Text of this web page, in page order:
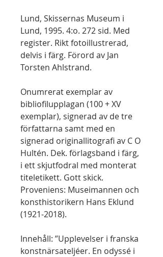
Lund, Skissernas Museum i
Lund, 1995. 4:o. 272 sid. Med
register. Rikt fotoillustrerad,
delvis i färg. Förord av Jan
Torsten Ahlstrand.
Onumrerat exemplar av
bibliofilupplagan (100 + XV
exemplar), signerad av de tre
författarna samt med en
signerad originallitografi av C O
Hultén. Dek. förlagsband i färg,
i ett skjutfodral med monterat
titeletikett. Gott skick.
Proveniens: Museimannen och
konsthistorikern Hans Eklund
(1921-2018).
Innehåll: ”Upplevelser i franska
konstnärsateljéer. En odyssé i